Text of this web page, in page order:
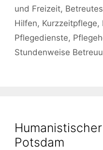
und Freizeit,
Hilfen, Kurzzeitpflege,
Pflegedienste,
Stundenweise
Potsdam